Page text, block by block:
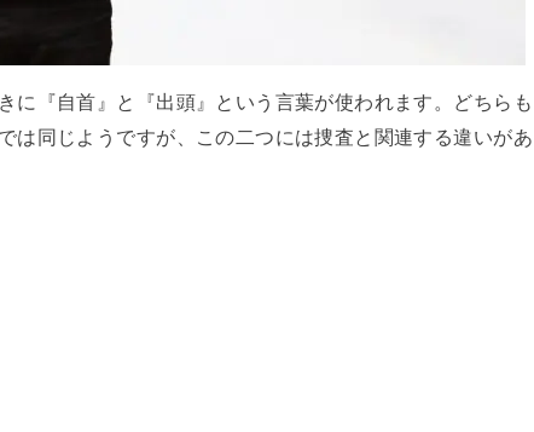
に『自首』と『出頭』という言葉が使われます。どちらも
は同じようですが、この二つには捜査と関連する違いがあ